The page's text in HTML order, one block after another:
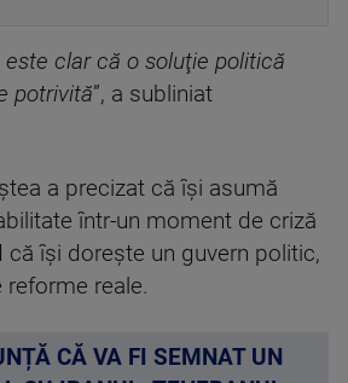
clar că o soluţie politică
potrivită”, a subliniat
a precizat că îşi asumă
într-un moment de criză
că îşi doreşte un guvern politic,
reale.
CĂ VA FI SEMNAT UN